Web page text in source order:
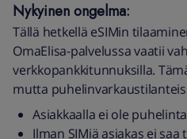
Nykyinen ongelma:
Tällä hetkellä eSIMin
OmaElisa-palvelussa vaatii
verkkopankkitunnuksilla.
mutta
Asiakkaalla ei ole
Ilman SIMiä asiakas ei